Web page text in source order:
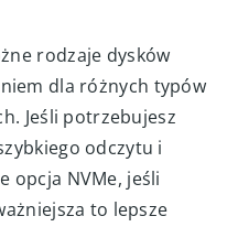
rodzaje dysków
dla różnych typów
Jeśli potrzebujesz
odczytu i
opcja NVMe, jeśli
to lepsze